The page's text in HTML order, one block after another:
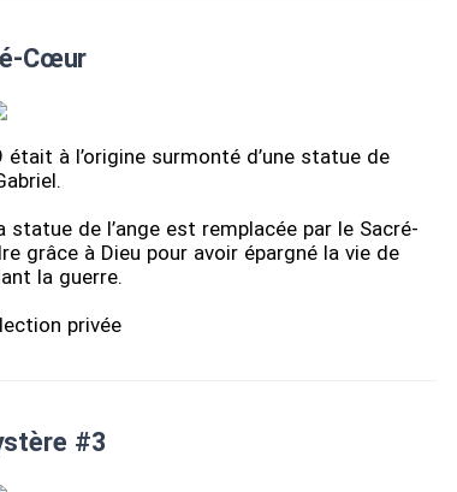
Cœur
à l’origine surmonté d’une statue de
statue de l’ange est remplacée par le Sacré-
grâce à Dieu pour avoir épargné la vie de
la guerre.
privée
#3